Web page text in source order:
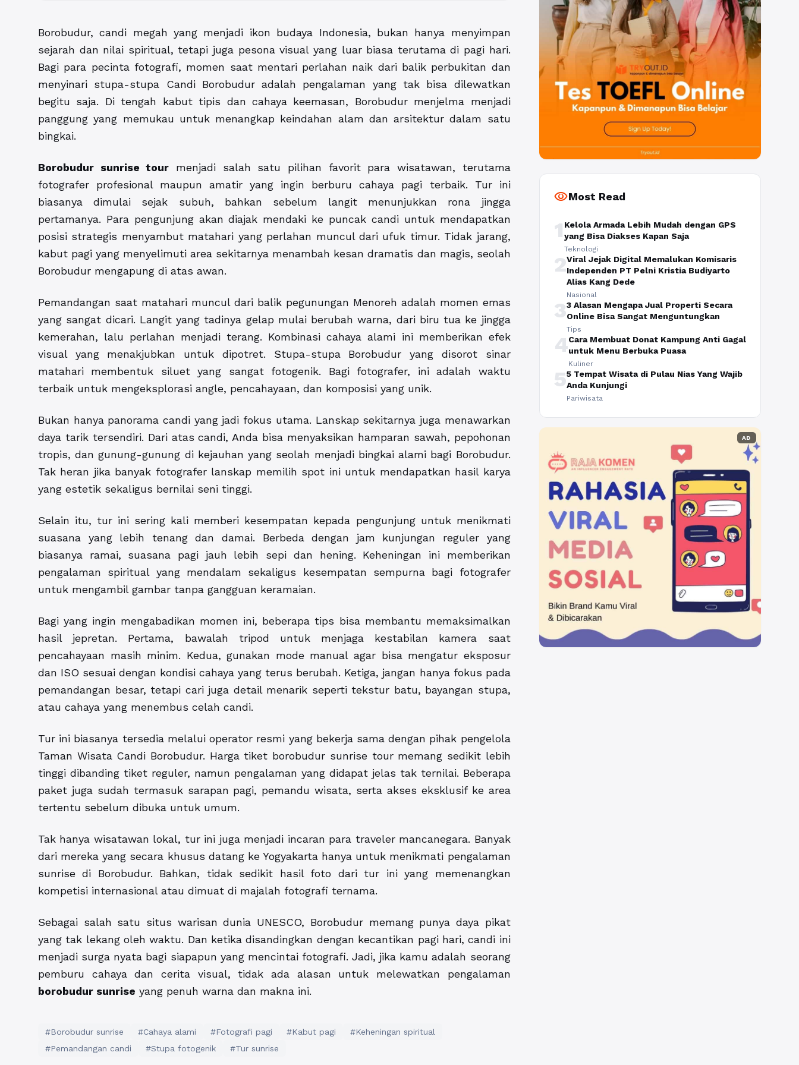
Borobudur, candi megah yang menjadi ikon budaya Indonesia, bukan hanya menyimpan
sejarah dan nilai spiritual, tetapi juga pesona visual yang luar biasa terutama di pagi hari.
Bagi para pecinta fotografi, momen saat mentari perlahan naik dari balik perbukitan dan
menyinari stupa-stupa Candi Borobudur adalah pengalaman yang tak bisa dilewatkan
begitu saja. Di tengah kabut tipis dan cahaya keemasan, Borobudur menjelma menjadi
panggung yang memukau untuk menangkap keindahan alam dan arsitektur dalam satu
bingkai.
Borobudur sunrise tour menjadi salah satu pilihan favorit para wisatawan, terutama
fotografer profesional maupun amatir yang ingin berburu cahaya pagi terbaik. Tur ini
biasanya dimulai sejak subuh, bahkan sebelum langit menunjukkan rona jingga
pertamanya. Para pengunjung akan diajak mendaki ke puncak candi untuk mendapatkan
posisi strategis menyambut matahari yang perlahan muncul dari ufuk timur. Tidak jarang,
kabut pagi yang menyelimuti area sekitarnya menambah kesan dramatis dan magis, seolah
Borobudur mengapung di atas awan.
Pemandangan saat matahari muncul dari balik pegunungan Menoreh adalah momen emas
yang sangat dicari. Langit yang tadinya gelap mulai berubah warna, dari biru tua ke jingga
kemerahan, lalu perlahan menjadi terang. Kombinasi cahaya alami ini memberikan efek
visual yang menakjubkan untuk dipotret. Stupa-stupa Borobudur yang disorot sinar
matahari membentuk siluet yang sangat fotogenik. Bagi fotografer, ini adalah waktu
terbaik untuk mengeksplorasi angle, pencahayaan, dan komposisi yang unik.
Bukan hanya panorama candi yang jadi fokus utama. Lanskap sekitarnya juga menawarkan
daya tarik tersendiri. Dari atas candi, Anda bisa menyaksikan hamparan sawah, pepohonan
tropis, dan gunung-gunung di kejauhan yang seolah menjadi bingkai alami bagi Borobudur.
Tak heran jika banyak fotografer lanskap memilih spot ini untuk mendapatkan hasil karya
yang estetik sekaligus bernilai seni tinggi.
Selain itu, tur ini sering kali memberi kesempatan kepada pengunjung untuk menikmati
suasana yang lebih tenang dan damai. Berbeda dengan jam kunjungan reguler yang
biasanya ramai, suasana pagi jauh lebih sepi dan hening. Keheningan ini memberikan
pengalaman spiritual yang mendalam sekaligus kesempatan sempurna bagi fotografer
untuk mengambil gambar tanpa gangguan keramaian.
Bagi yang ingin mengabadikan momen ini, beberapa tips bisa membantu memaksimalkan
hasil jepretan. Pertama, bawalah tripod untuk menjaga kestabilan kamera saat
pencahayaan masih minim. Kedua, gunakan mode manual agar bisa mengatur eksposur
dan ISO sesuai dengan kondisi cahaya yang terus berubah. Ketiga, jangan hanya fokus pada
pemandangan besar, tetapi cari juga detail menarik seperti tekstur batu, bayangan stupa,
atau cahaya yang menembus celah candi.
Tur ini biasanya tersedia melalui operator resmi yang bekerja sama dengan pihak pengelola
Taman Wisata Candi Borobudur. Harga tiket borobudur sunrise tour memang sedikit lebih
tinggi dibanding tiket reguler, namun pengalaman yang didapat jelas tak ternilai. Beberapa
paket juga sudah termasuk sarapan pagi, pemandu wisata, serta akses eksklusif ke area
tertentu sebelum dibuka untuk umum.
Tak hanya wisatawan lokal, tur ini juga menjadi incaran para traveler mancanegara. Banyak
dari mereka yang secara khusus datang ke Yogyakarta hanya untuk menikmati pengalaman
sunrise di Borobudur. Bahkan, tidak sedikit hasil foto dari tur ini yang memenangkan
kompetisi internasional atau dimuat di majalah fotografi ternama.
Sebagai salah satu situs warisan dunia UNESCO, Borobudur memang punya daya pikat
yang tak lekang oleh waktu. Dan ketika disandingkan dengan kecantikan pagi hari, candi ini
menjadi surga nyata bagi siapapun yang mencintai fotografi. Jadi, jika kamu adalah seorang
pemburu cahaya dan cerita visual, tidak ada alasan untuk melewatkan pengalaman
borobudur sunrise yang penuh warna dan makna ini.
#Borobudur sunrise #Cahaya alami #Fotografi pagi #Kabut pagi
#Keheningan spiritual
#Pemandangan candi
#Stupa fotogenik #Tur sunrise
visibilityMost Read
1 Kelola Armada Lebih Mudah dengan GPS
yang Bisa Diakses Kapan Saja
Teknologi
2Viral Jejak Digital Memalukan Komisaris
Independen PT Pelni Kristia Budiyarto
Alias Kang Dede
Nasional
33 Alasan Mengapa Jual Properti Secara
Online Bisa Sangat Menguntungkan
Tips
4Cara Membuat Donat Kampung Anti Gagal
untuk Menu Berbuka Puasa
Kuliner
55 Tempat Wisata di Pulau Nias Yang Wajib
Anda Kunjungi
Pariwisata
AD